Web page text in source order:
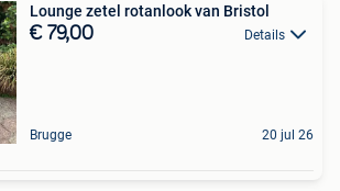
Lounge zetel rotanlook van Bristol
€ 79,00 Details
Brugge 20 jul 26